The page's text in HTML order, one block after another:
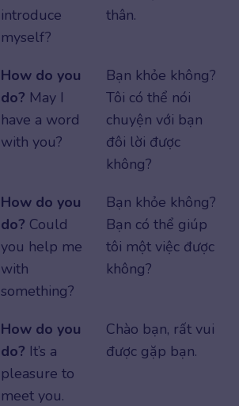
introduce
myself?
thân.
How do you
do? May I
have a word
with you?
Bạn khỏe không?
Tôi có thể nói
chuyện với bạn
đôi lời được
không?
How do you
do? Could
you help me
with
something?
Bạn khỏe không?
Bạn có thể giúp
tôi một việc được
không?
How do you
do? It’s a
pleasure to
meet you.
Chào bạn, rất vui
được gặp bạn.